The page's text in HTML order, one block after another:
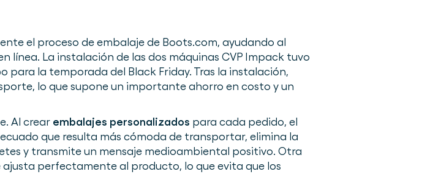
el proceso de embalaje de Boots.com, ayudando al
línea. La instalación de las dos máquinas CVP Impack tuvo
para la temporada del Black Friday. Tras la instalación,
lo que supone un importante ahorro en costo y un
Al crear embalajes personalizados para cada pedido, el
que resulta más cómoda de transportar, elimina la
y transmite un mensaje medioambiental positivo. Otra
perfectamente al producto, lo que evita que los